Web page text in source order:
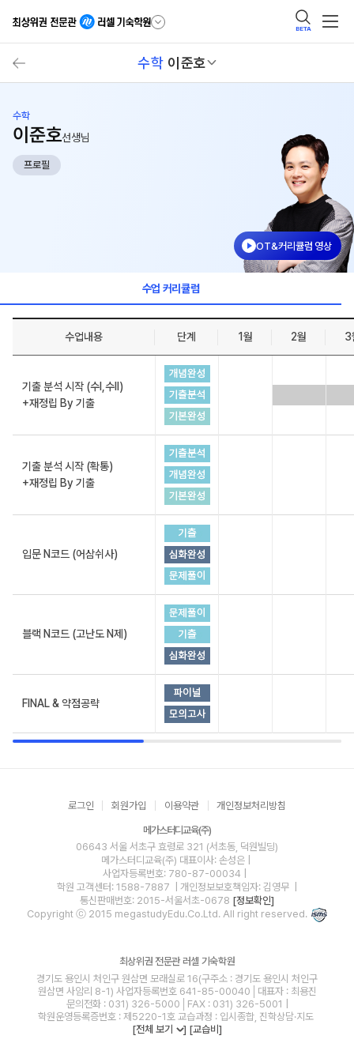
BETA
수학 이준호
수학
이준호선생님
프로필
OT&커리큘럼 영상
수업 커리큘럼
수업내용 단계 1월 2월 3
기출 분석 시작 (수I,수II)
+재정립 By 기출
기출 분석 시작 (확통)
+재정립 By 기출
입문 N코드 (어삼쉬사)
블랙 N코드 (고난도 N제)
FINAL & 약점공략
로그인 회원가입 이용약관 개인정보처리방침
메가스터디교육(주)
06643 서울 서초구 효령로 321 (서초동, 덕원빌딩)
메가스터디교육(주) 대표이사: 손성은 |
사업자등록번호: 780-87-00034
학원 고객센터: 1588-7887
| 개인정보보호책임자: 김영무
통신판매번호: 2015-서울서초-0678 [정보확인]
Copyright ⓒ 2015 megastudyEdu.Co.Ltd. All right reserved.
최상위권 전문관 러셀 기숙학원
경기도 용인시 처인구 원삼면 모래실로 16(구주소 : 경기도 용인시 처인구
원삼면 사암리 8-1) 사업자등록번호 641-85-00040│대표자 : 최용진
문의전화 : 031) 326-5000│FAX : 031) 326-5001 |
학원운영등록증번호 : 제5220-1호 교습과정 : 입시종합, 진학상담·지도
[전체 보기
] [교습비]